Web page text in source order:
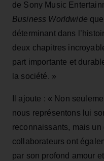
de Sony Music
Business Worldwide
déterminant dans
deux chapitres
part importante et
la société. »
Il ajoute : « Non
nous représentons lui
reconnaissants, mais
collaborateurs ont
par son profond amour